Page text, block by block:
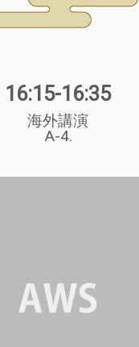
16:15-16:35
海外講演
A-4.